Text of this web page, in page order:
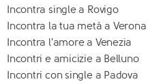
Incontra single a Rovigo
Incontra la tua metà a Verona
Incontra l'amore a Venezia
Incontri e amicizie a Belluno
Incontri con single a Padova